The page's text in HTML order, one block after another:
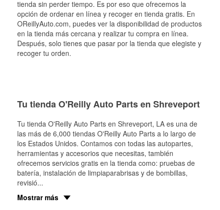
tienda sin perder tiempo. Es por eso que ofrecemos la
opción de ordenar en línea y recoger en tienda gratis. En
OReillyAuto.com, puedes ver la disponibilidad de productos
en la tienda más cercana y realizar tu compra en línea.
Después, solo tienes que pasar por la tienda que elegiste y
recoger tu orden.
Tu tienda O'Reilly Auto Parts en Shreveport
Tu tienda O'Reilly Auto Parts en Shreveport, LA es una de
las más de 6,000 tiendas O'Reilly Auto Parts a lo largo de
los Estados Unidos. Contamos con todas las autopartes,
herramientas y accesorios que necesitas, también
ofrecemos servicios gratis en la tienda como: pruebas de
batería, instalación de limpiaparabrisas y de bombillas,
revisió...
Mostrar más